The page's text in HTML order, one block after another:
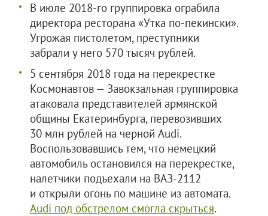
В июле 2018-го группировка ограбила
директора ресторана «Утка по-пекински».
Угрожая пистолетом, преступники
забрали у него 570 тысяч рублей.
5 сентября 2018 года на перекрестке
Космонавтов — Завокзальная группировка
атаковала представителей армянской
общины Екатеринбурга, перевозивших
30 млн рублей на черной Audi.
Воспользовавшись тем, что немецкий
автомобиль остановился на перекрестке,
налетчики подъехали на ВАЗ-2112
и открыли огонь по машине из автомата.
Audi под обстрелом смогла скрыться.